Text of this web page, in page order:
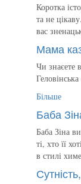
Коротка
та не
вас
Мама
Чи знаєете
Більше
Баба
Баба Зіна
ті, хто її
в стилі